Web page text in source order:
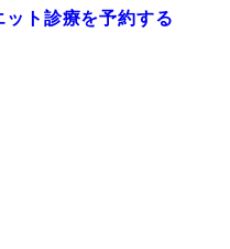
ト診療を予約する